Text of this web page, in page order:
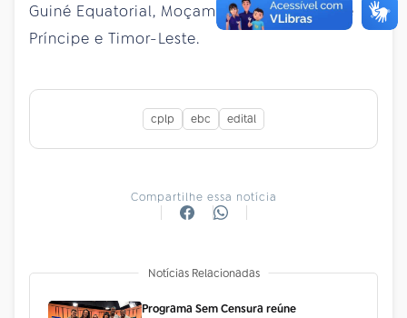
Guiné Equatorial, Moçambique, São Tomé e
Príncipe e Timor-Leste.
cplp ebc edital
Compartilhe essa notícia
Notícias Relacionadas
Programa Sem Censura reúne